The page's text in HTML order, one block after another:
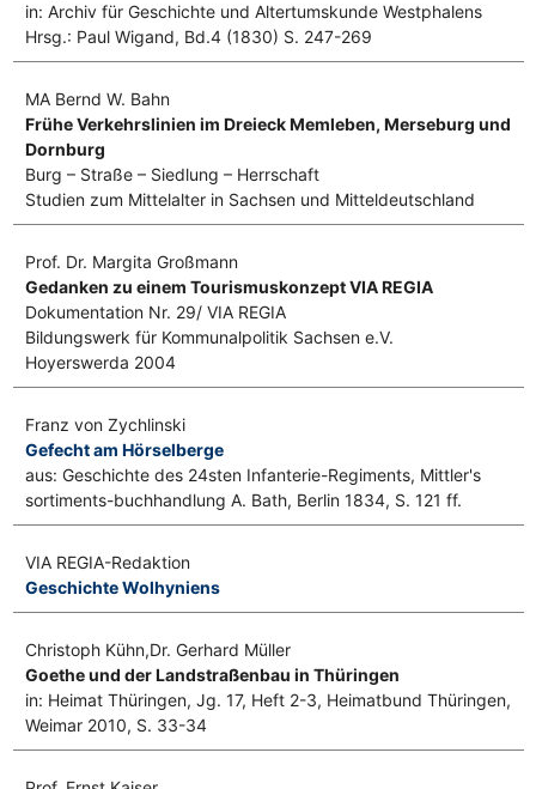
in: Archiv für Geschichte und Altertumskunde Westphalens
Hrsg.: Paul Wigand, Bd.4 (1830) S. 247-269
MA Bernd W. Bahn
Frühe Verkehrslinien im Dreieck Memleben, Merseburg und
Dornburg
Burg – Straße – Siedlung – Herrschaft
Studien zum Mittelalter in Sachsen und Mitteldeutschland
Prof. Dr. Margita Großmann
Gedanken zu einem Tourismuskonzept VIA REGIA
Dokumentation Nr. 29/ VIA REGIA
Bildungswerk für Kommunalpolitik Sachsen e.V.
Hoyerswerda 2004
Franz von Zychlinski
Gefecht am Hörselberge
aus: Geschichte des 24sten Infanterie-Regiments, Mittler's
sortiments-buchhandlung A. Bath, Berlin 1834, S. 121 ff.
VIA REGIA-Redaktion
Geschichte Wolhyniens
Christoph Kühn,Dr. Gerhard Müller
Goethe und der Landstraßenbau in Thüringen
in: Heimat Thüringen, Jg. 17, Heft 2-3, Heimatbund Thüringen,
Weimar 2010, S. 33-34